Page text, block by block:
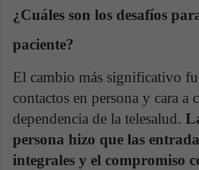
¿Cuáles son los desafíos
paciente?
El cambio más significativo
contactos en persona y cara a
dependencia de la telesalud.
persona hizo que las
integrales y el compromiso